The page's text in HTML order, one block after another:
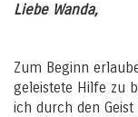
Liebe Wanda,
Zum Beginn
geleistete Hilfe zu
ich durch den